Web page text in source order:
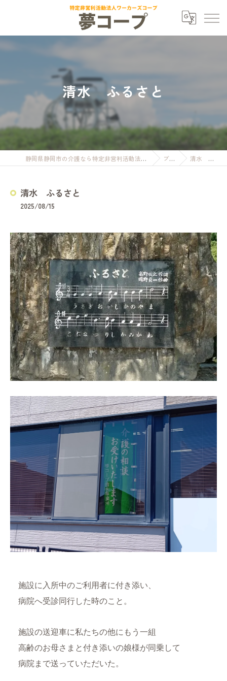
清水 ふるさと
静岡県静岡市の介護なら特定非営利活動法人ワーカーズコープ夢コープ ブログ 清水 ふるさと
清水 ふるさと
2025/08/15
施設に入所中のご利用者に付き添い、
病院へ受診同行した時のこと。
施設の送迎車に私たちの他にもう一組
高齢のお母さまと付き添いの娘様が同乗して
病院まで送っていただいた。